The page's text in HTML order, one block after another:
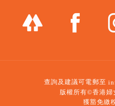
查詢及建議可電郵至
版權所有©香港婦
獲豁免繳